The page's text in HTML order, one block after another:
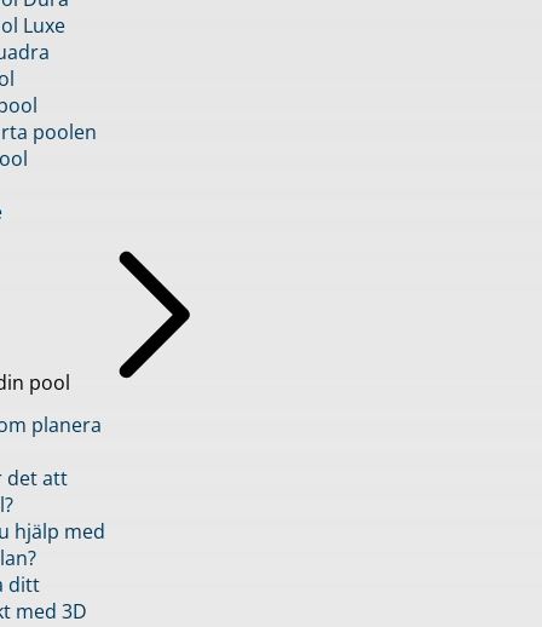
Luxe
poolen
pool
planera
det att
hjälp med
ditt
med 3D